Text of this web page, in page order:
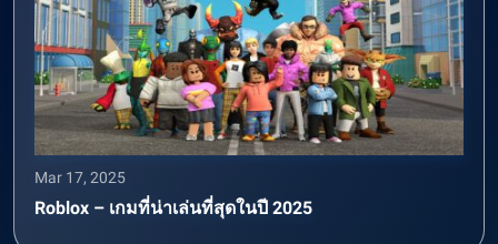
Mar 17, 2025
Roblox – เกมที่น่าเล่นที่สุดในปี 2025